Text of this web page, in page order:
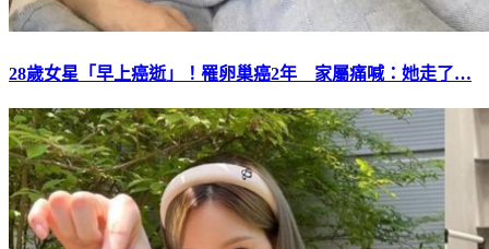
28歲女星「早上癌逝」！罹卵巢癌2年 家屬痛喊：她走了…